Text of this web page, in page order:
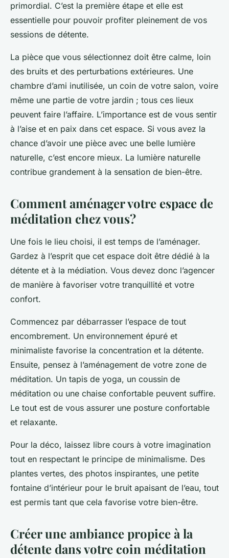
primordial. C’est la première étape et elle est
essentielle pour pouvoir profiter pleinement de vos
sessions de détente.
La pièce que vous sélectionnez doit être calme, loin
des bruits et des perturbations extérieures. Une
chambre d’ami inutilisée, un coin de votre salon, voire
même une partie de votre jardin ; tous ces lieux
peuvent faire l’affaire. L’importance est de vous sentir
à l’aise et en paix dans cet espace. Si vous avez la
chance d’avoir une pièce avec une belle lumière
naturelle, c’est encore mieux. La lumière naturelle
contribue grandement à la sensation de bien-être.
Comment aménager votre espace de
méditation chez vous?
Une fois le lieu choisi, il est temps de l’aménager.
Gardez à l’esprit que cet espace doit être dédié à la
détente et à la médiation. Vous devez donc l’agencer
de manière à favoriser votre tranquillité et votre
confort.
Commencez par débarrasser l’espace de tout
encombrement. Un environnement épuré et
minimaliste favorise la concentration et la détente.
Ensuite, pensez à l’aménagement de votre zone de
méditation. Un tapis de yoga, un coussin de
méditation ou une chaise confortable peuvent suffire.
Le tout est de vous assurer une posture confortable
et relaxante.
Pour la déco, laissez libre cours à votre imagination
tout en respectant le principe de minimalisme. Des
plantes vertes, des photos inspirantes, une petite
fontaine d’intérieur pour le bruit apaisant de l’eau, tout
est permis tant que cela favorise votre bien-être.
Créer une ambiance propice à la
détente dans votre coin méditation